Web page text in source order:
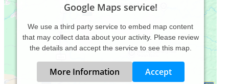
Google Maps service!
We use a third party service to embed map content
that may collect data about your activity. Please review
the details and accept the service to see this map.
More Information Accept